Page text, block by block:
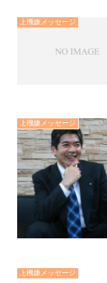
上機嫌メッセージ
上機嫌メッセージ
上機嫌メッセージ